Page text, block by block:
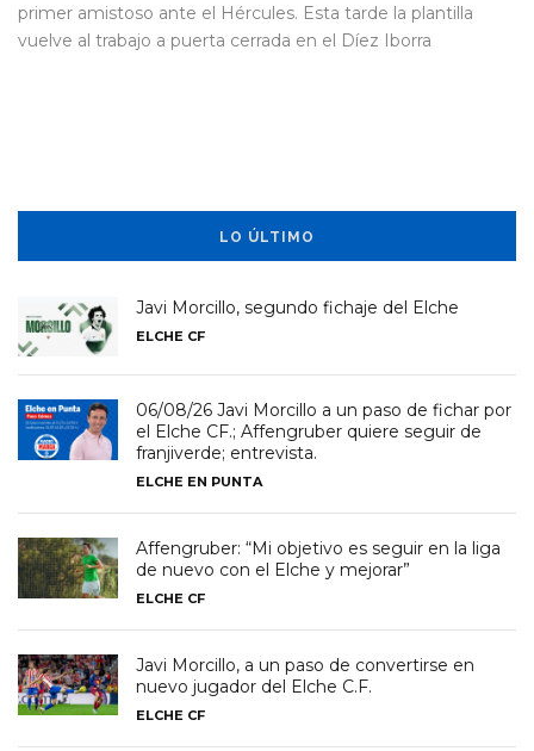
primer amistoso ante el Hércules. Esta tarde la plantilla
vuelve al trabajo a puerta cerrada en el Díez Iborra
LO ÚLTIMO
Javi Morcillo, segundo fichaje del Elche
ELCHE CF
06/08/26 Javi Morcillo a un paso de fichar por
el Elche CF.; Affengruber quiere seguir de
franjiverde; entrevista.
ELCHE EN PUNTA
Affengruber: “Mi objetivo es seguir en la liga
de nuevo con el Elche y mejorar”
ELCHE CF
Javi Morcillo, a un paso de convertirse en
nuevo jugador del Elche C.F.
ELCHE CF